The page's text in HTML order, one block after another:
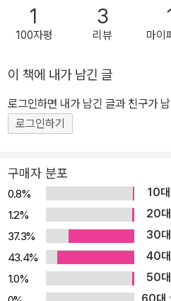
1
100자평
3
리뷰 마이
이 책에 내가 남긴 글
로그인하면 내가 남긴 글과 친구가
로그인하기
구매자 분포
0.8% 10대
1.2%
20대
37.3%
30대
43.4%
40대
1.0%
50대